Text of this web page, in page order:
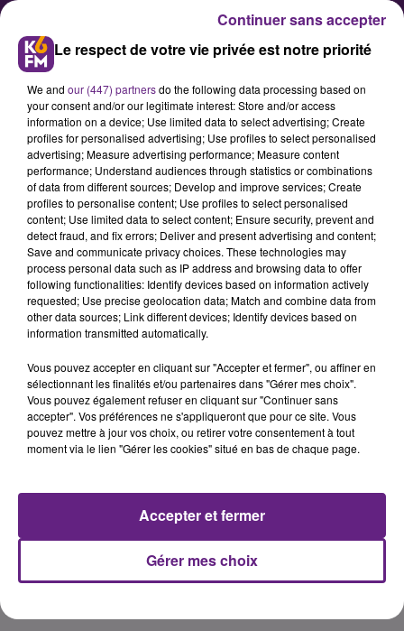
Respect du télétravail : 578
contrôles cette année dans la
région
Les Directions régionales de
l’économie, de l’emploi, du travail
et des solidarités (DREETS) viennent
interventions de l’inspection du
travail dans les entreprises de la
région en 2021. Celle-ci vérifiait si le
protocole national pour la santé et
l’épidémie de Covid-19 était bien
respecté. Ci-dessous le
communiqué.
Le respect de votre vie privée est notre priorité
We and our (447) partnersdo the following data processing based on
your consent and/or our legitimate interest: Store and/or access
information on a device; Use limited data to select advertising; Create
profiles for personalised advertising; Use profiles to select personalised
advertising; Measure advertising performance; Measure content
performance; Understand audiences through statistics or combinations
of data from different sources; Develop and improve services; Create
profiles to personalise content; Use profiles to select personalised
content; Use limited data to select content; Ensure security, prevent and
detect fraud, and fix errors; Deliver and present advertising and content;
Save and communicate privacy choices. These technologies may
process personal data such as IP address and browsing data to offer
following functionalities: Identify devices based on information actively
requested; Use precise geolocation data; Match and combine data from
other data sources; Link different devices; Identify devices based on
information transmitted automatically.
Vous pouvez accepter en cliquant sur "Accepter et fermer", ou affiner en
sélectionnant les finalités et/ou partenaires dans "Gérer mes choix".
Vous pouvez également refuser en cliquant sur "Continuer sans
accepter". Vos préférences ne s'appliqueront que pour ce site. Vous
pouvez mettre à jour vos choix, ou retirer votre consentement à tout
moment via le lien "Gérer les cookies" situé en bas de chaque page.
Gérer mes choix
Accepter et fermer
Continuer sans accepter